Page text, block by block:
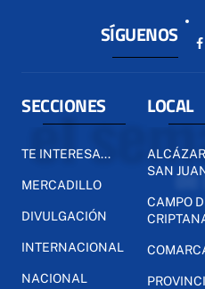
SÍGUENOS
SECCIONES
TE INTERESA...
MERCADILLO
DIVULGACIÓN
INTERNACIONAL
NACIONAL
LOCAL
SAN
CAMPO